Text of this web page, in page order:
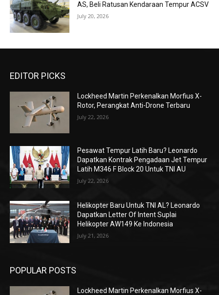
AS, Beli Ratusan Kendaraan Tempur ACSV
July 20, 2026
EDITOR PICKS
Lockheed Martin Perkenalkan Morfius X-
Rotor, Perangkat Anti-Drone Terbaru
July 22, 2026
Pesawat Tempur Latih Baru? Leonardo
Dapatkan Kontrak Pengadaan Jet Tempur
Latih M346 F Block 20 Untuk TNI AU
July 22, 2026
Helikopter Baru Untuk TNI AL? Leonardo
Dapatkan Letter Of Intent Suplai
Helikopter AW149 Ke Indonesia
July 21, 2026
POPULAR POSTS
Lockheed Martin Perkenalkan Morfius X-